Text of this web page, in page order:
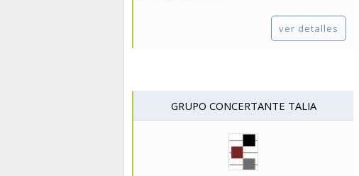
ver detalles
GRUPO CONCERTANTE TALIA